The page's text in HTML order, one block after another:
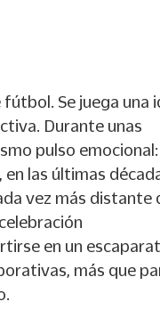
fútbol. Se juega una
Durante unas
pulso emocional:
las últimas
vez más distante
en un
más que